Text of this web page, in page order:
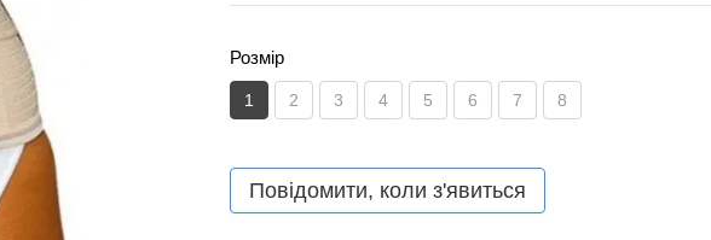
Розмір
1 2 3 4 5 6 7 8
Повідомити, коли з'явиться